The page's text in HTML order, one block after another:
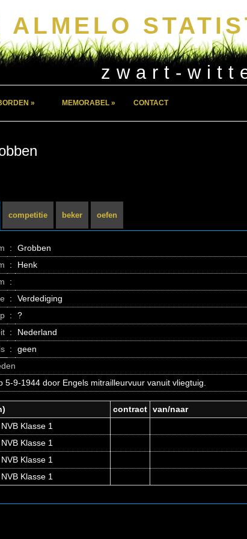
ALMELO
zwart-
» MEMORABEL » CONTACT
competitie beker oefen
:
Grobben
:
Henk
:
:
Verdediging
:
?
:
Nederland
:
geen
5-9-1944 door Engels mitrailleurvuur vanuit vliegtuig.
contract van/naar
Klasse 1
Klasse 1
Klasse 1
Klasse 1